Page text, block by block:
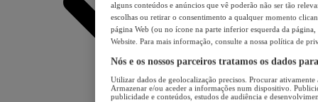
alguns conteúdos e anúncios que vê poderão não ser tão
escolhas ou retirar o consentimento a qualquer momento
página Web (ou no ícone na parte inferior esquerda da página,
Website. Para mais informação, consulte a nossa política de
Nós e os nossos parceiros tratamos os dados
Utilizar dados de geolocalização precisos. Procurar
Armazenar e/ou aceder a informações num dispositivo.
publicidade e conteúdos, estudos de audiência e